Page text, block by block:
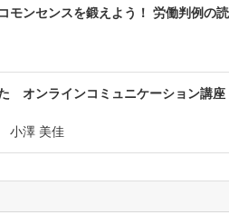
モンセンスを鍛えよう！ 労働判例
オンラインコミュニケーション講
小澤 美佳